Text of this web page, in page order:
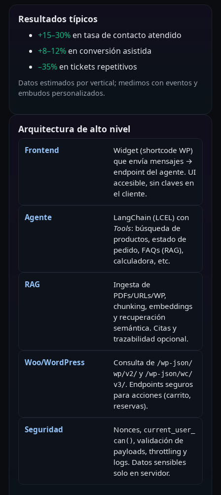
Resultados típicos
+15–30% en tasa de contacto atendido
+8–12% en conversión asistida
–35% en tickets repetitivos
Datos estimados por vertical; medimos con eventos y
embudos personalizados.
Arquitectura de alto nivel
Frontend
Widget (shortcode WP)
que envía mensajes →
endpoint del agente. UI
accesible, sin claves en
el cliente.
Agente
LangChain (LCEL) con
Tools: búsqueda de
productos, estado de
pedido, FAQs (RAG),
calculadora, etc.
RAG
Ingesta de
PDFs/URLs/WP,
chunking, embeddings
y recuperación
semántica. Citas y
trazabilidad opcional.
Woo/WordPress Consulta de /wp-json/
wp/v2/ y /wp-json/wc/
v3/. Endpoints seguros
para acciones (carrito,
reservas).
Seguridad Nonces, current_user_
can(), validación de
payloads, throttling y
logs. Datos sensibles
solo en servidor.